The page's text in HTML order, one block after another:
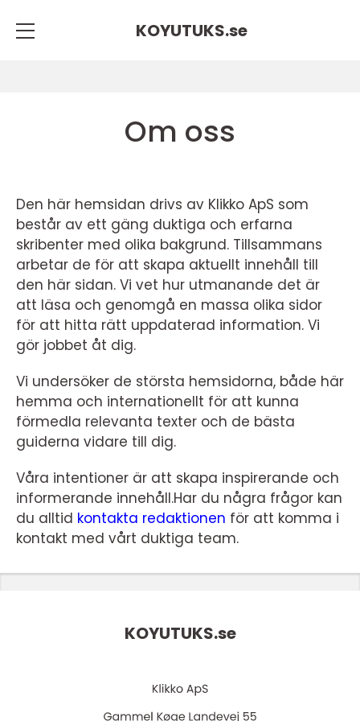
KOYUTUKS.se
Om oss
Den här hemsidan drivs av Klikko ApS som
består av ett gäng duktiga och erfarna
skribenter med olika bakgrund. Tillsammans
arbetar de för att skapa aktuellt innehåll till
den här sidan. Vi vet hur utmanande det är
att läsa och genomgå en massa olika sidor
för att hitta rätt uppdaterad information. Vi
gör jobbet åt dig.
Vi undersöker de största hemsidorna, både här
hemma och internationellt för att kunna
förmedla relevanta texter och de bästa
guiderna vidare till dig.
Våra intentioner är att skapa inspirerande och
informerande innehåll.Har du några frågor kan
du alltid kontakta redaktionen för att komma i
kontakt med vårt duktiga team.
KOYUTUKS.se